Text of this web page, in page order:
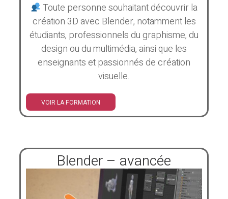
Toute personne souhaitant découvrir la
création 3D avec Blender, notamment les
étudiants, professionnels du graphisme, du
design ou du multimédia, ainsi que les
enseignants et passionnés de création
visuelle.
VOIR LA FORMATION
Blender – avancée